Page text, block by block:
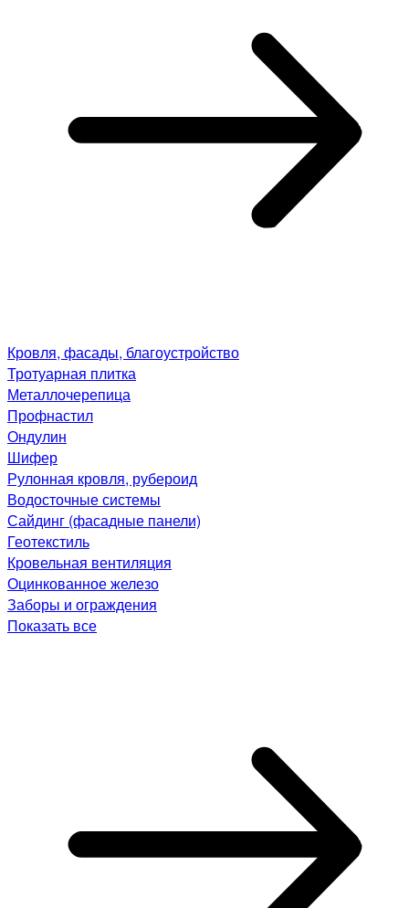
Кровля, фасады, благоустройство
Тротуарная плитка
Металлочерепица
Профнастил
Ондулин
Шифер
Рулонная кровля, рубероид
Водосточные системы
Сайдинг (фасадные панели)
Геотекстиль
Кровельная вентиляция
Оцинкованное железо
Заборы и ограждения
Показать все